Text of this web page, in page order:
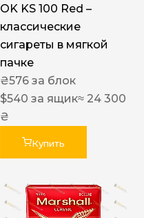
OK KS 100 Red –
классические
сигареты в мягкой
пачке
₴576 за блок
$540 за ящик≈ 24 300
₴
Купить